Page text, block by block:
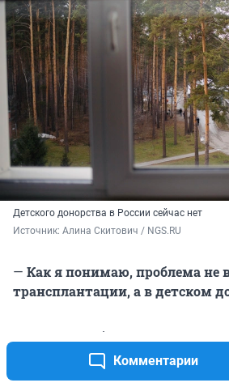
Комментарии
Детского донорства в России сейчас нет
Источник: Алина Скитович / NGS.RU
— Как я понимаю, проблема не
трансплантации, а в детском
— Да, это проблема именно с
потому что никто не решается
смерти головного мозга у детей.